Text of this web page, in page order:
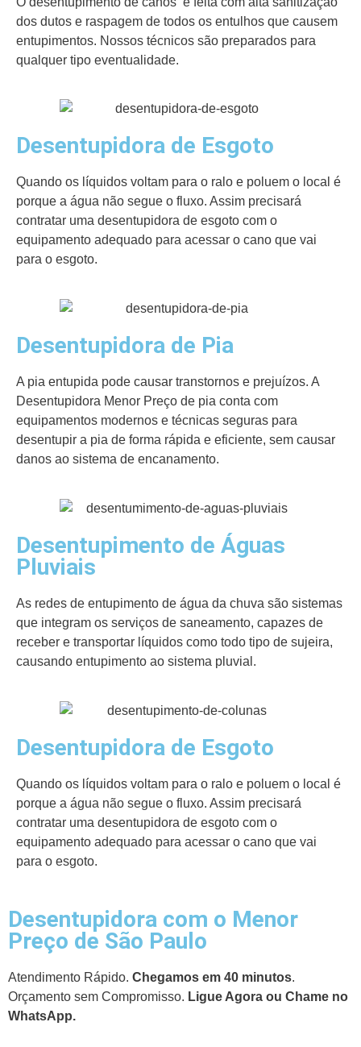
dos dutos e raspagem de todos os entulhos que causem
entupimentos. Nossos técnicos são preparados para
qualquer tipo eventualidade.
Desentupidora de Esgoto
Quando os líquidos voltam para o ralo e poluem o local é
porque a água não segue o fluxo. Assim precisará
contratar uma desentupidora de esgoto com o
equipamento adequado para acessar o cano que vai
para o esgoto.
Desentupidora de Pia
A pia entupida pode causar transtornos e prejuízos. A
Desentupidora Menor Preço de pia conta com
equipamentos modernos e técnicas seguras para
desentupir a pia de forma rápida e eficiente, sem causar
danos ao sistema de encanamento.
Desentupimento de Águas
Pluviais
As redes de entupimento de água da chuva são sistemas
que integram os serviços de saneamento, capazes de
receber e transportar líquidos como todo tipo de sujeira,
causando entupimento ao sistema pluvial.
Desentupidora de Esgoto
Quando os líquidos voltam para o ralo e poluem o local é
porque a água não segue o fluxo. Assim precisará
contratar uma desentupidora de esgoto com o
equipamento adequado para acessar o cano que vai
para o esgoto.
Desentupidora com o Menor
Preço de São Paulo
Atendimento Rápido. Chegamos em 40 minutos.
Orçamento sem Compromisso. Ligue Agora ou Chame no
WhatsApp.